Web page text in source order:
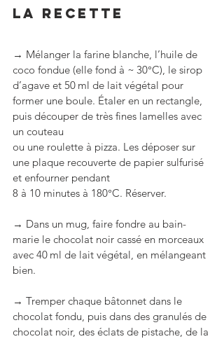
LA RECETTE
→ Mélanger la farine blanche, l’huile de
coco fondue (elle fond à ~ 30°C), le sirop
d’agave et 50 ml de lait végétal pour
former une boule. Étaler en un rectangle,
puis découper de très fines lamelles avec
un couteau
ou une roulette à pizza. Les déposer sur
une plaque recouverte de papier sulfurisé
et enfourner pendant
8 à 10 minutes à 180°C. Réserver.
→ Dans un mug, faire fondre au bain-
marie le chocolat noir cassé en morceaux
avec 40 ml de lait végétal, en mélangeant
bien.
→ Tremper chaque bâtonnet dans le
chocolat fondu, puis dans des granulés de
chocolat noir, des éclats de pistache, de la